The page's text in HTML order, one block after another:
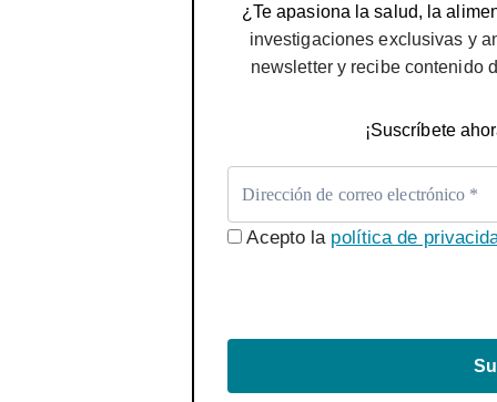
¿Te apasiona la salud, la
investigaciones exclusivas y
newsletter y recibe contenido
¡Suscríbete
Acepto la política de